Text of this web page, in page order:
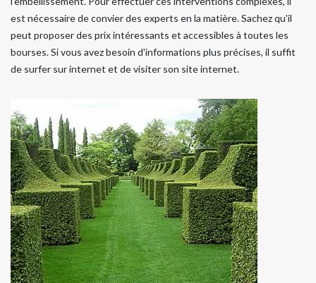
est nécessaire de convier des experts en la matière. Sachez qu'il
peut proposer des prix intéressants et accessibles à toutes les
bourses. Si vous avez besoin d'informations plus précises, il suffit
de surfer sur internet et de visiter son site internet.